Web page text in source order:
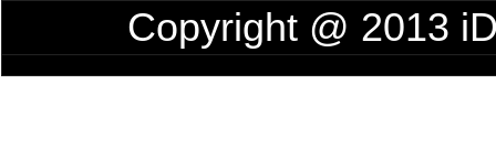
Copyright @ 2013